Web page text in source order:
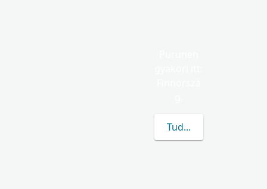
Tudj meg többet a(z)